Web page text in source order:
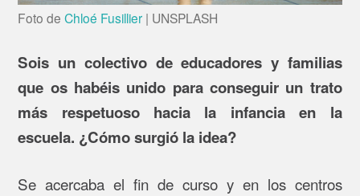
Foto deChloé Fusillier | UNSPLASH
Sois un colectivo de educadores y familias
que os habéis unido para conseguir un trato
más respetuoso hacia la infancia en la
escuela. ¿Cómo surgió la idea?
Se acercaba el fin de curso y en los centros